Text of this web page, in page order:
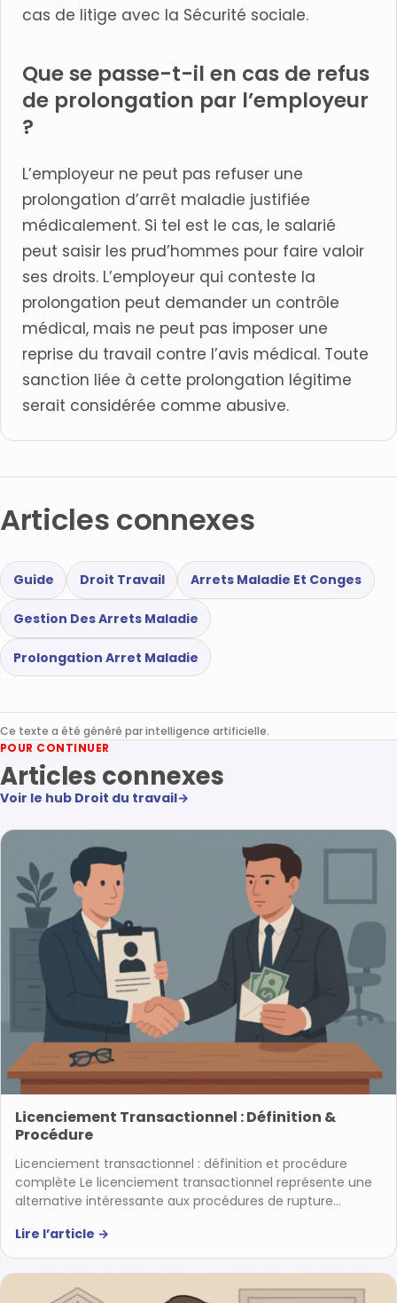
cas de litige avec la Sécurité sociale.
Que se passe-t-il en cas de refus
de prolongation par l’employeur
?
L’employeur ne peut pas refuser une
prolongation d’arrêt maladie justifiée
médicalement. Si tel est le cas, le salarié
peut saisir les prud’hommes pour faire valoir
ses droits. L’employeur qui conteste la
prolongation peut demander un contrôle
médical, mais ne peut pas imposer une
reprise du travail contre l’avis médical. Toute
sanction liée à cette prolongation légitime
serait considérée comme abusive.
Articles connexes
Guide Droit Travail Arrets Maladie Et Conges
Gestion Des Arrets Maladie
Prolongation Arret Maladie
Ce texte a été généré par intelligence artificielle.
POUR CONTINUER
Articles connexes
Voir le hub Droit du travail→
Licenciement Transactionnel : Définition &
Procédure
Licenciement transactionnel : définition et procédure
complète Le licenciement transactionnel représente une
alternative intéressante aux procédures de rupture…
Lire l’article →